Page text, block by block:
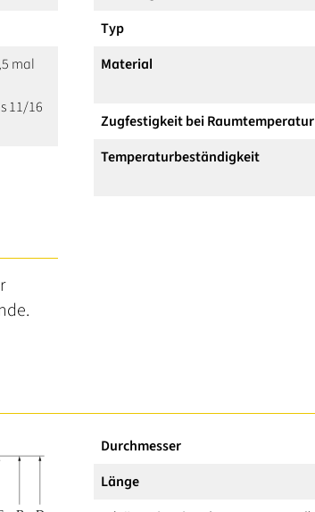
mal
11/16
Typ
Material
Zugfestigkeit bei Raumtemperatur
Temperaturbeständigkeit
Durchmesser
Länge